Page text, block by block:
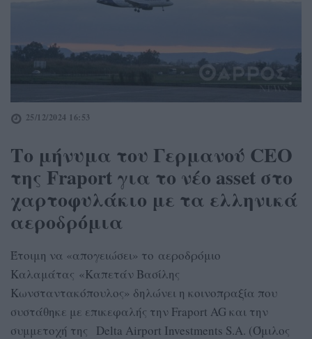
25/12/2024 16:53
Το μήνυμα του Γερμανού CEO
της Fraport για το νέο asset στο
χαρτοφυλάκιο με τα ελληνικά
αεροδρόμια
Έτοιμη να «απογειώσει» το αεροδρόμιο
Καλαμάτας «Καπετάν Βασίλης
Κωνσταντακόπουλος» δηλώνει η κοινοπραξία που
συστάθηκε με επικεφαλής την Fraport AG και την
συμμετοχή της Delta Airport Investments S.A. (Όμιλος